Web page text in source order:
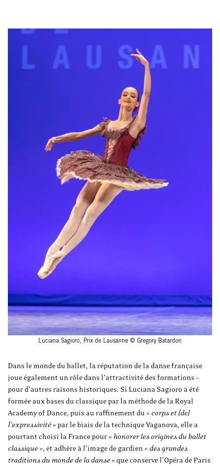
Luciana Sagioro, Prix de Lausanne © Gregory Batardon
Dans le monde du ballet, la réputation de la danse française
joue également un rôle dans l’attractivité des formations –
pour d’autres raisons historiques. Si Luciana Sagioro a été
formée aux bases du classique par la méthode de la Royal
Academy of Dance, puis au raffinement du « corps et [de]
l’expressivité» par le biais de la technique Vaganova, elle a
pourtant choisi la France pour « honorer les origines du ballet
classique », et adhère à l’image de gardien « des grandes
traditions du monde de la danse » que conserve l’Opéra de Paris